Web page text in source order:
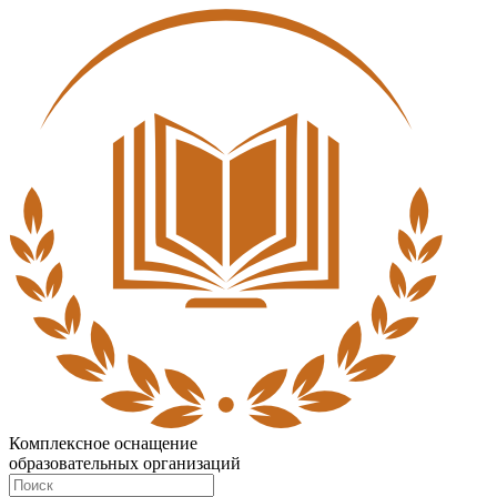
Комплексное оснащение
образовательных организаций